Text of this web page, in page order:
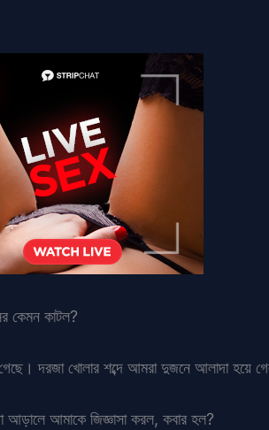
কেমন কাটল?
দরজা খোলার শব্দে আমরা দুজনে আলাদা হয়ে
আড়ালে আমাকে জিজ্ঞাসা করল, কবার হল?